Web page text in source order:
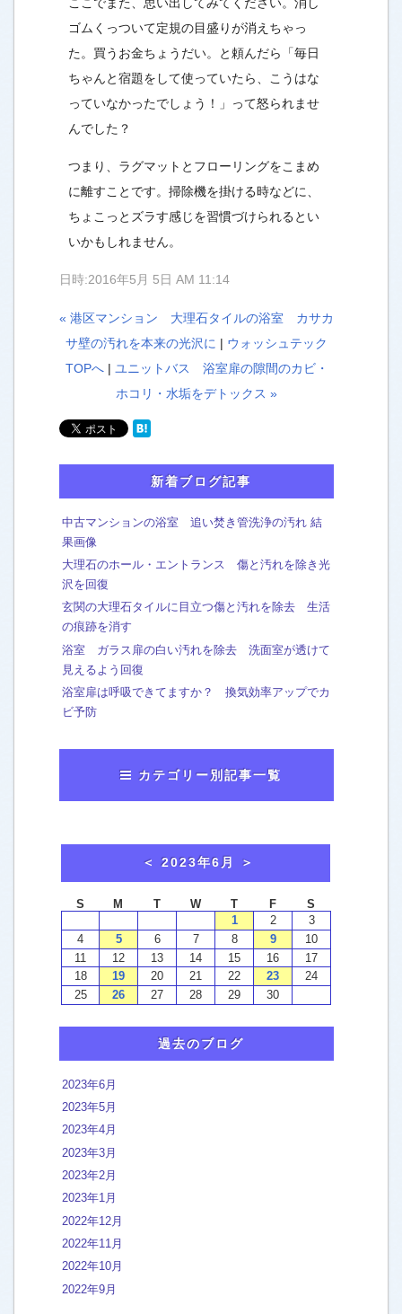
ゴムくっついて定規の目盛りが消えちゃっ
た。買うお金ちょうだい。と頼んだら「毎日
ちゃんと宿題をして使っていたら、こうはな
っていなかったでしょう！」って怒られませ
んでした？
つまり、ラグマットとフローリングをこまめ
に離すことです。掃除機を掛ける時などに、
ちょこっとズラす感じを習慣づけられるとい
いかもしれません。
日時:2016年5月 5日 AM 11:14
« 港区マンション 大理石タイルの浴室 カサカ
サ壁の汚れを本来の光沢に | ウォッシュテック
TOPへ| ユニットバス 浴室扉の隙間のカビ・
ホコリ・水垢をデトックス »
新着ブログ記事
中古マンションの浴室 追い焚き管洗浄の汚れ 結
果画像
大理石のホール・エントランス 傷と汚れを除き光
沢を回復
玄関の大理石タイルに目立つ傷と汚れを除去 生活
の痕跡を消す
浴室 ガラス扉の白い汚れを除去 洗面室が透けて
見えるよう回復
浴室扉は呼吸できてますか？ 換気効率アップでカ
ビ予防
カテゴリー別記事一覧
washtech夫婦in横浜[7]
おかみから、お知らせ [43]
お客様による口コミご感想[4]
ウォッシュテックの施工例
エアコンクリーニング[5]
カーペットクリーニング[45]
キッチン 換気扇
クッションフロア フロアタイル
バスルーム 浴室の汚れ
石の浴室 タイル ガラス扉
人工大理石FRPユニットバス
外構 外階段 エントランスの洗浄
過去のブログ
2023年6月
2023年5月
2023年4月
2023年3月
2023年2月
2023年1月
2022年12月
2022年11月
2022年10月
2022年9月